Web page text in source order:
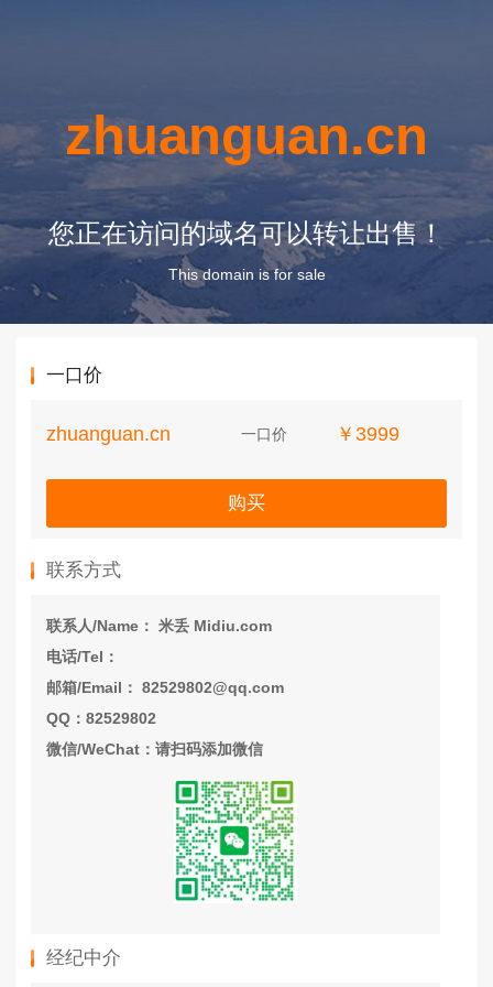
zhuanguan.cn
您正在访问的域名可以转让出售！
This domain is for sale
一口价
zhuanguan.cn 一口价 ￥3999
购买
联系方式
联系人/Name： 米丢 Midiu.com
电话/Tel：
邮箱/Email： 82529802@qq.com
QQ：82529802
微信/WeChat：请扫码添加微信
经纪中介